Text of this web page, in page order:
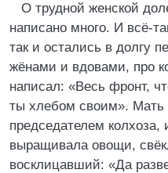
О трудной женской
написано много. И всё-
так и остались в долгу
жёнами и вдовами, про
написал: «Весь фронт,
ты хлебом своим».
председателем колхоза,
выращивала овощи,
восклицавший: «Да